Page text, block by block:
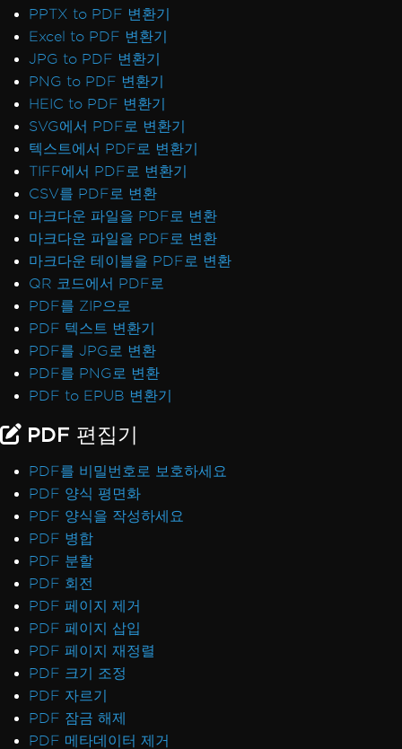
PPTX to PDF 변환기
Excel to PDF 변환기
JPG to PDF 변환기
PNG to PDF 변환기
HEIC to PDF 변환기
SVG에서 PDF로 변환기
텍스트에서 PDF로 변환기
TIFF에서 PDF로 변환기
CSV를 PDF로 변환
마크다운 파일을 PDF로 변환
마크다운 파일을 PDF로 변환
마크다운 테이블을 PDF로 변환
QR 코드에서 PDF로
PDF를 ZIP으로
PDF 텍스트 변환기
PDF를 JPG로 변환
PDF를 PNG로 변환
PDF to EPUB 변환기
PDF 편집기
PDF를 비밀번호로 보호하세요
PDF 양식 평면화
PDF 양식을 작성하세요
PDF 병합
PDF 분할
PDF 회전
PDF 페이지 제거
PDF 페이지 삽입
PDF 페이지 재정렬
PDF 크기 조정
PDF 자르기
PDF 잠금 해제
PDF 메타데이터 제거